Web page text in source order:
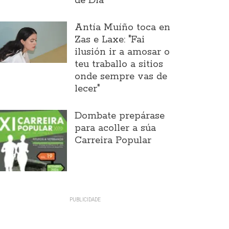
Antía Muíño toca en
Zas e Laxe: "Fai
ilusión ir a amosar o
teu traballo a sitios
onde sempre vas de
lecer"
Dombate prepárase
para acoller a súa
Carreira Popular